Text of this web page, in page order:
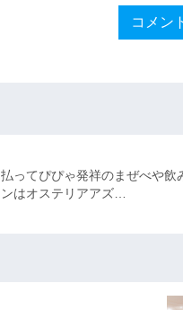
ってぴぴゃ発祥のまぜべや飲
ンはオステリアアズ…